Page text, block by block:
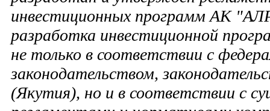
инвестиционных программ АК
разработка инвестиционной
не только в соответствии с
законодательством,
(Якутия), но и в соответствии с